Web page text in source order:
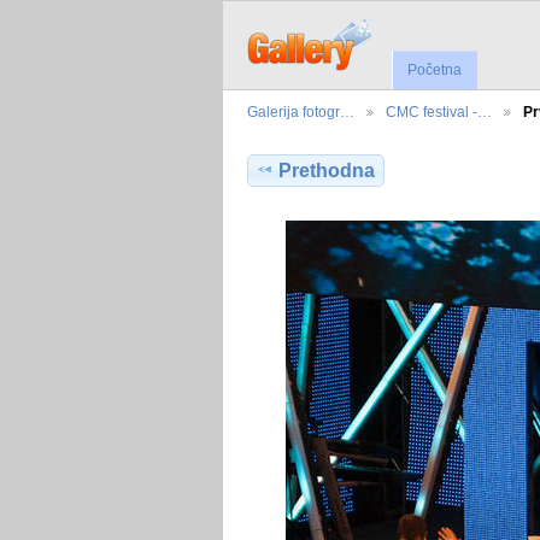
Početna
Galerija fotogr… CMC festival -…
Prethodna